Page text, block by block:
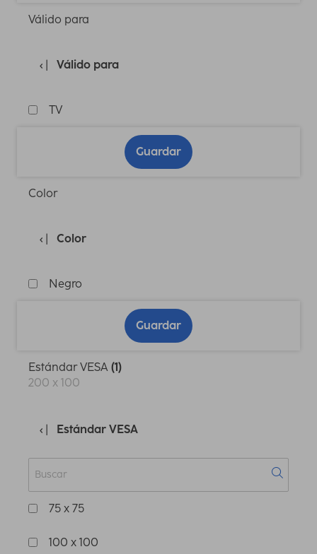
Válido para
Válido para
TV
Guardar
Color
Color
Negro
Guardar
Estándar VESA (1)
200 x 100
Estándar VESA
75 x 75
100 x 100